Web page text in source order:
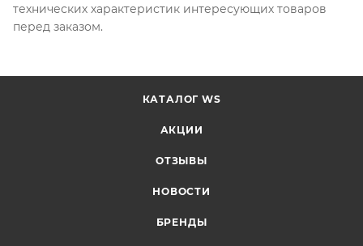
технических характеристик интересующих товаров
перед заказом.
КАТАЛОГ WS
АКЦИИ
ОТЗЫВЫ
НОВОСТИ
БРЕНДЫ